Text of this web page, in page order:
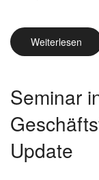
Weiterlesen
Seminar
Update